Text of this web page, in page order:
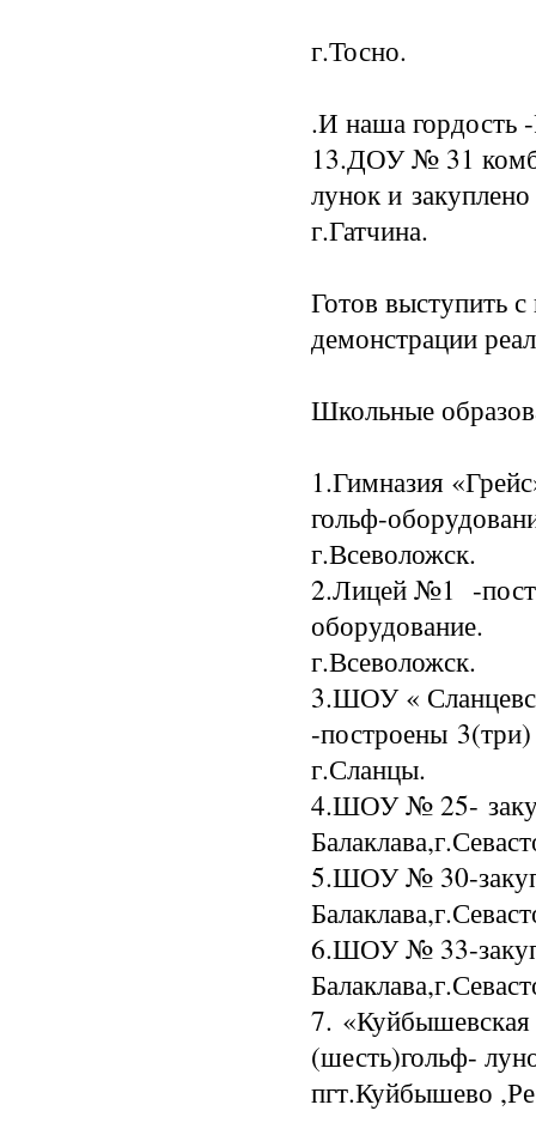
г.Тосно.
.И наша
13.ДОУ № 31
лунок и
г.Гатчина.
Готов выступить
демонстрации
Школьные
1.Гимназия
гольф-
г.Всеволожск.
2.Лицей №1 -
оборудование.
г.Всеволожск.
3.ШОУ «
-построены
г.Сланцы.
4.ШОУ № 25-
5.ШОУ № 30-
6.ШОУ № 33-
7. «Куйбышевская
(шесть)гольф-
пгт.Куйбышево